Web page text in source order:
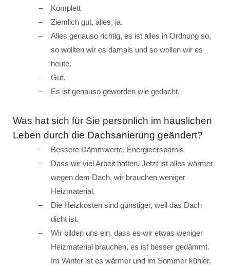
Komplett
Ziemlich gut, alles, ja.
Alles genauso richtig, es ist alles in Ordnung so,
so wollten wir es damals und so wollen wir es
heute.
Gut.
Es ist genauso geworden wie gedacht.
Was hat sich für Sie persönlich im häuslichen
Leben durch die Dachsanierung geändert?
Bessere Dämmwerte, Energieersparnis
Dass wir viel Arbeit hatten. Jetzt ist alles wärmer
wegen dem Dach, wir brauchen weniger
Heizmaterial.
Die Heizkosten sind günstiger, weil das Dach
dicht ist.
Wir bilden uns ein, dass es wir etwas weniger
Heizmaterial brauchen, es ist besser gedämmt.
Im Winter ist es wärmer und im Sommer kühler,